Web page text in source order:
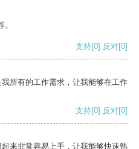
支持[0] 反对[0]
所有的工作需求，让我能够在工作
支持[0] 反对[0]
来非常容易上手，让我能够快速熟